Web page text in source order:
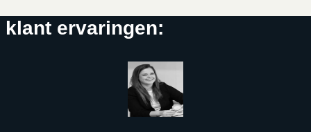
klant ervaringen: